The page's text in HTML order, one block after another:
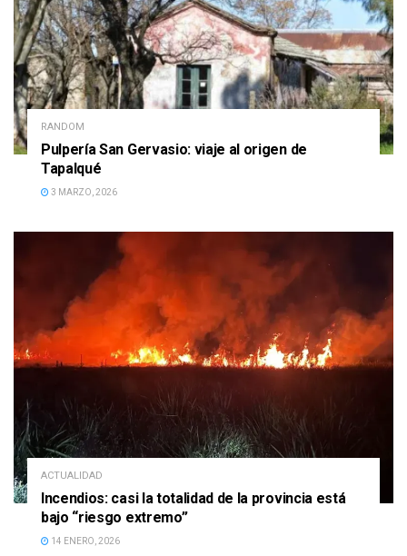
RANDOM
Pulpería San Gervasio: viaje al origen de
Tapalqué
3 MARZO, 2026
ACTUALIDAD
Incendios: casi la totalidad de la provincia está
bajo “riesgo extremo”
14 ENERO, 2026